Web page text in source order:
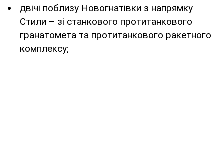
двічі поблизу Новогнатівки з напрямку
Стили – зі станкового протитанкового
гранатомета та протитанкового ракетного
комплексу;